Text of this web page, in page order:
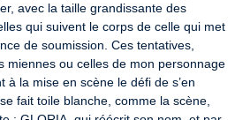
avec la taille grandissante des
qui suivent le corps de celle qui met
de soumission. Ces tentatives,
miennes ou celles de mon personnage
à la mise en scène le défi de s’en
fait toile blanche, comme la scène,